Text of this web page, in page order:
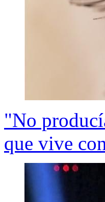
"No
que vive